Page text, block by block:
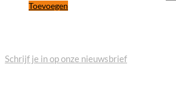
Toevoegen
Schrijf je in op onze nieuwsbrief